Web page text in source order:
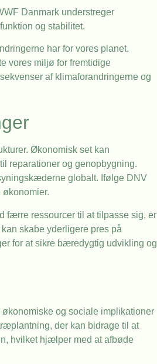
Danmark understreger
og stabilitet.
har for vores planet.
vores miljø for fremtidige
af klimaforandringerne og
Økonomisk set kan
reparationer og genopbygning.
globalt. Ifølge DNV
færre ressourcer til at tilpasse sig, er
skabe yderligere pres på
for at sikre bæredygtig udvikling og
økonomiske og sociale implikationer
der kan bidrage til at
hvilket hjælper med at afbøde